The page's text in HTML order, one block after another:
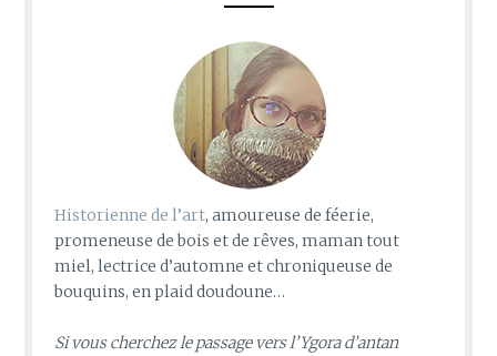
Historienne de l’art, amoureuse de féerie,
promeneuse de bois et de rêves, maman tout
miel, lectrice d’automne et chroniqueuse de
bouquins, en plaid doudoune…
Si vous cherchez le passage vers l’Ygora d’antan